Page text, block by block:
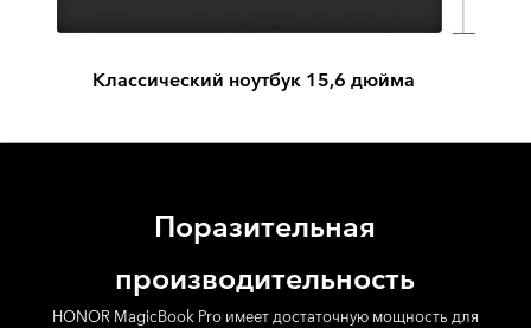
Классический ноутбук 15,6 дюйма
Поразительная
производительность
HONOR MagicBook Pro имеет достаточную мощность для